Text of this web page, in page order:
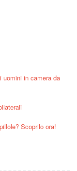
uomini in camera da
Scoprilo ora!